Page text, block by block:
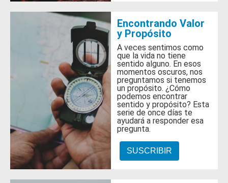
Encontrando Valor
y Propósito
A veces sentimos como
que la vida no tiene
sentido alguno. En esos
momentos oscuros, nos
preguntamos si tenemos
un propósito. ¿Cómo
podemos encontrar
sentido y propósito? Esta
serie de once días te
ayudará a responder esa
pregunta.
SUSCRIBIR